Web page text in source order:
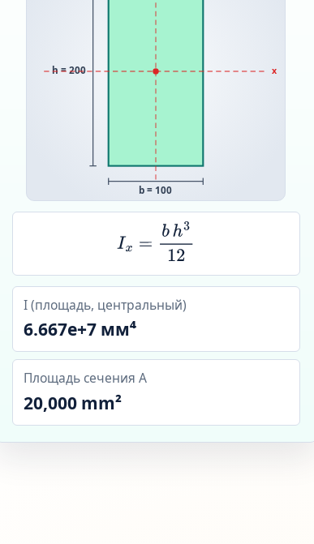
b = 100
h = 200 x
Ix 312
I (площадь, центральный)
6.667e+7 мм⁴
Площадь сечения A
20,000 mm²